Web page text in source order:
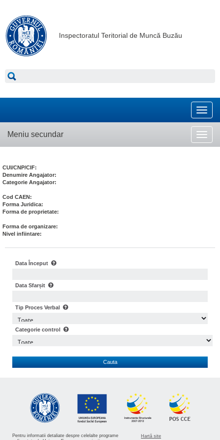
Inspectoratul Teritorial de Muncă Buzău
Meniu secundar
CUI/CNP/CIF:
Denumire Angajator:
Categorie Angajator:
Cod CAEN:
Forma Juridica:
Forma de proprietate:
Forma de organizare:
Nivel infiintare:
Data Început
Data Sfarșit
Tip Proces Verbal
Categorie control
Cauta
Pentru informatii detaliate despre celelalte programe
Hartă site